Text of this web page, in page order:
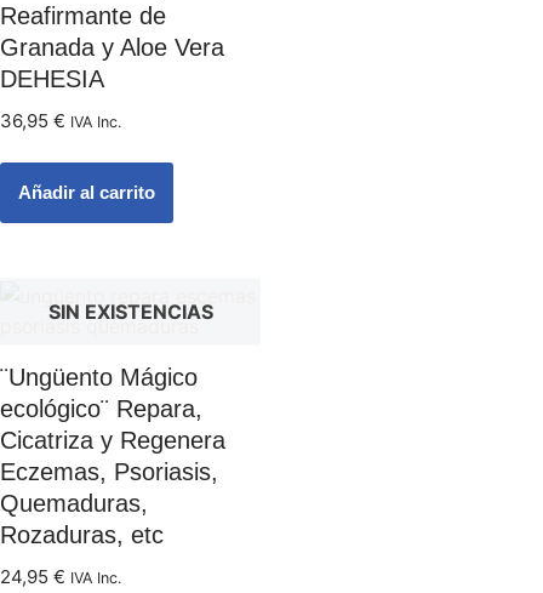
Reafirmante de
Granada y Aloe Vera
DEHESIA
36,95 € IVA Inc.
Añadir al carrito
SIN EXISTENCIAS
¨Ungüento Mágico
ecológico¨ Repara,
Cicatriza y Regenera
Eczemas, Psoriasis,
Quemaduras,
Rozaduras, etc
24,95 € IVA Inc.